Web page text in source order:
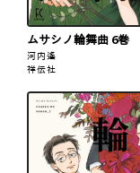
ムサシノ輪舞曲 6巻
河内遙
祥伝社